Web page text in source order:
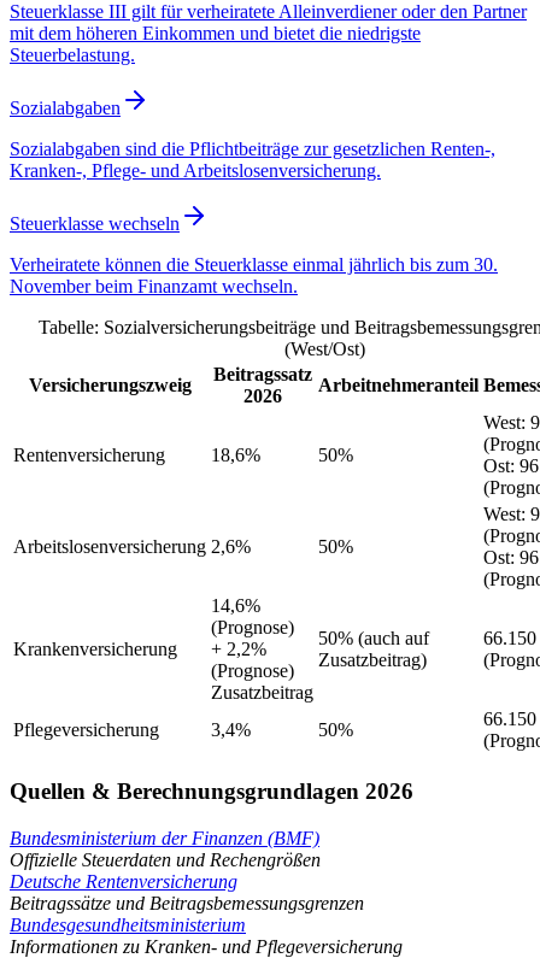
Steuerklasse III gilt für verheiratete Alleinverdiener oder den Partner
mit dem höheren Einkommen und bietet die niedrigste
Steuerbelastung.
Sozialabgaben
Sozialabgaben sind die Pflichtbeiträge zur gesetzlichen Renten-,
Kranken-, Pflege- und Arbeitslosenversicherung.
Steuerklasse wechseln
Verheiratete können die Steuerklasse einmal jährlich bis zum 30.
November beim Finanzamt wechseln.
Tabelle: Sozialversicherungsbeiträge und
(West/Ost)
Versicherungszweig
Beitragssatz
2026
Arbeitnehmeranteil
Rentenversicherung 18,6% 50%
West:
Ost:
Arbeitslosenversicherung 2,6% 50%
West:
Ost:
Krankenversicherung
14,6%
(Prognose)
+ 2,2%
(Prognose)
Zusatzbeitrag
50% (auch auf
Zusatzbeitrag)
66.150
Pflegeversicherung 3,4% 50%
66.150
Quellen & Berechnungsgrundlagen 2026
Bundesministerium der Finanzen (BMF)
Offizielle Steuerdaten und Rechengrößen
Deutsche Rentenversicherung
Beitragssätze und Beitragsbemessungsgrenzen
Bundesgesundheitsministerium
Informationen zu Kranken- und Pflegeversicherung